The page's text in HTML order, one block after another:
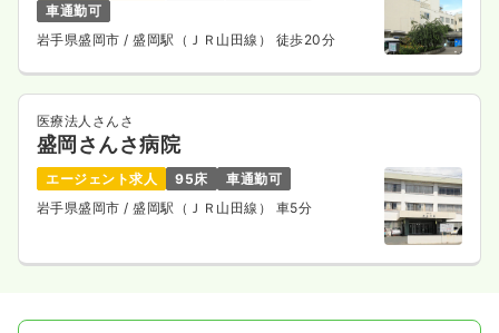
車通勤可
岩手県盛岡市/ 盛岡駅（ＪＲ山田線） 徒歩20分
医療法人さんさ
盛岡さんさ病院
エージェント求人 95床
車通勤可
岩手県盛岡市 / 盛岡駅（ＪＲ山田線） 車5分